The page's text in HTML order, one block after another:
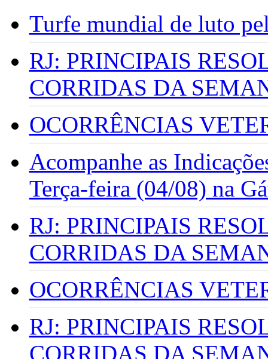
Turfe mundial de luto
RJ: PRINCIPAIS
CORRIDAS DA
OCORRÊNCIAS
Acompanhe as
Terça-feira (04/08) na
RJ: PRINCIPAIS
CORRIDAS DA
OCORRÊNCIAS
RJ: PRINCIPAIS
CORRIDAS DA